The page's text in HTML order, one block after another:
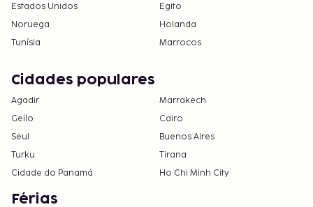
Estados Unidos
Egito
Noruega
Holanda
Tunísia
Marrocos
Cidades populares
Agadir
Marrakech
Geilo
Cairo
Seul
Buenos Aires
Turku
Tirana
Cidade do Panamá
Ho Chi Minh City
Férias